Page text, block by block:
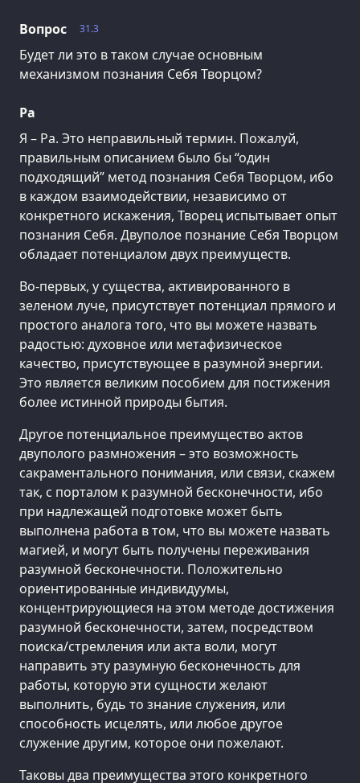
31.3
Вопрос
Будет ли это в таком случае основным
механизмом познания Себя Творцом?
Ра
Я – Ра. Это неправильный термин. Пожалуй,
правильным описанием было бы “один
подходящий” метод познания Себя Творцом, ибо
в каждом взаимодействии, независимо от
конкретного искажения, Творец испытывает опыт
познания Себя. Двуполое познание Себя Творцом
обладает потенциалом двух преимуществ.
Во-первых, у существа, активированного в
зеленом луче, присутствует потенциал прямого и
простого аналога того, что вы можете назвать
радостью: духовное или метафизическое
качество, присутствующее в разумной энергии.
Это является великим пособием для постижения
более истинной природы бытия.
Другое потенциальное преимущество актов
двуполого размножения – это возможность
сакраментального понимания, или связи, скажем
так, с порталом к разумной бесконечности, ибо
при надлежащей подготовке может быть
выполнена работа в том, что вы можете назвать
магией, и могут быть получены переживания
разумной бесконечности. Положительно
ориентированные индивидуумы,
концентрирующиеся на этом методе достижения
разумной бесконечности, затем, посредством
поиска/стремления или акта воли, могут
направить эту разумную бесконечность для
работы, которую эти сущности желают
выполнить, будь то знание служения, или
способность исцелять, или любое другое
служение другим, которое они пожелают.
Таковы два преимущества этого конкретного